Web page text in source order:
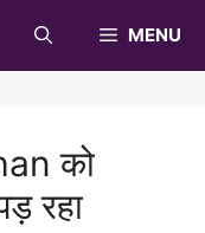
MENU
को
रहा